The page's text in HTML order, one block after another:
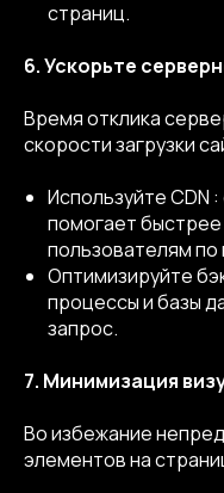
страниц.
6. Ускорьте
Время отклика
скорости загрузки
Используйте CDN
помогает
пользователям по
Оптимизируйте
процессы и базы
запрос.
7. Минимизация
Во избежание
элементов на